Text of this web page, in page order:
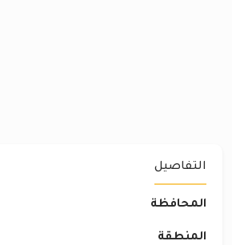
التفاصيل
المحافظة
المنطقة